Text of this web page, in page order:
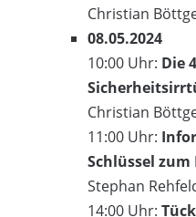
Christian
08.05.2024
10:00 Uhr: Die
Christian
11:00 Uhr:
Schlüssel
Stephan
14:00 Uhr: